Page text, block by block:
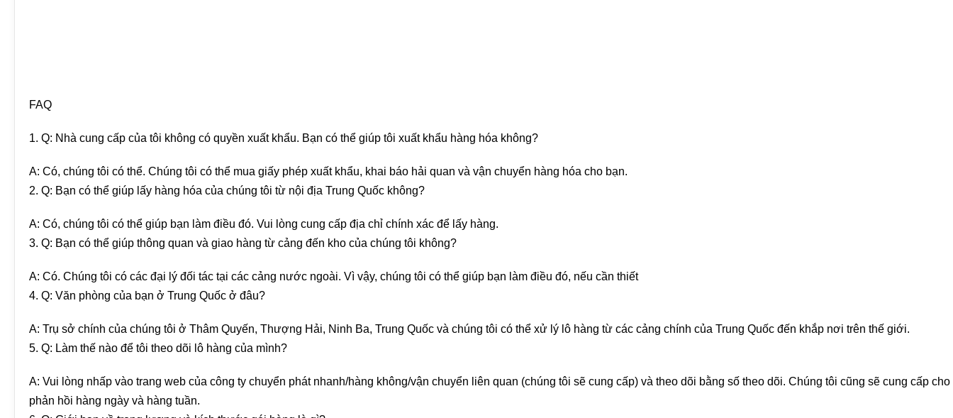
FAQ
1. Q: Nhà cung cấp của tôi không có quyền xuất khẩu. Bạn có thể giúp tôi xuất khẩu hàng hóa không?
A: Có, chúng tôi có thể. Chúng tôi có thể mua giấy phép xuất khẩu, khai báo hải quan và vận chuyển hàng hóa cho bạn.
2. Q: Bạn có thể giúp lấy hàng hóa của chúng tôi từ nội địa Trung Quốc không?
A: Có, chúng tôi có thể giúp bạn làm điều đó. Vui lòng cung cấp địa chỉ chính xác để lấy hàng.
3. Q: Bạn có thể giúp thông quan và giao hàng từ cảng đến kho của chúng tôi không?
A: Có. Chúng tôi có các đại lý đối tác tại các cảng nước ngoài. Vì vậy, chúng tôi có thể giúp bạn làm điều đó, nếu cần thiết
4. Q: Văn phòng của bạn ở Trung Quốc ở đâu?
A: Trụ sở chính của chúng tôi ở Thâm Quyến, Thượng Hải, Ninh Ba, Trung Quốc và chúng tôi có thể xử lý lô hàng từ các cảng chính của Trung Quốc đến khắp nơi trên thế giới.
5. Q: Làm thế nào để tôi theo dõi lô hàng của mình?
A: Vui lòng nhấp vào trang web của công ty chuyển phát nhanh/hàng không/vận chuyển liên quan (chúng tôi sẽ cung cấp) và theo dõi bằng số theo dõi. Chúng tôi cũng sẽ cung cấp cho
phản hồi hàng ngày và hàng tuần.